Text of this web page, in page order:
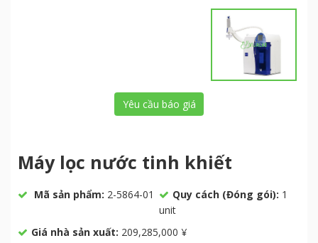
Yêu cầu báo giá
Máy lọc nước tinh khiết
Mã sản phẩm: 2-5864-01 Quy cách (Đóng gói): 1
unit
Giá nhà sản xuất: 209,285,000 ¥